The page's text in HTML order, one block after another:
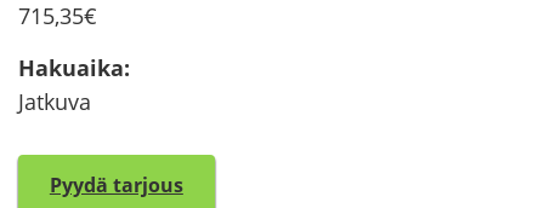
715,35€
Ha­kuai­ka:
Jat­ku­va
Pyydä tar­jous